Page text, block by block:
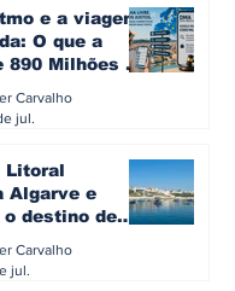
e a viagem
O que a
890 Milhões à
do turista na
Carvalho
jul.
Litoral
Algarve e
o destino de
Carvalho
jul.